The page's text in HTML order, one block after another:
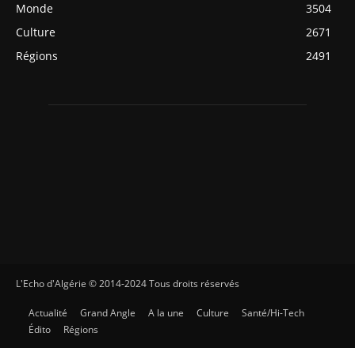
Monde
3504
Culture
2671
Régions
2491
L'Echo d'Algérie © 2014-2024 Tous droits réservés
Actualité Grand Angle A la une Culture
Santé/Hi-Tech
Édito
Régions